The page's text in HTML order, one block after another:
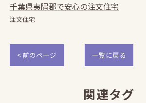
千葉県夷隅郡で安心の注文住宅
注文住宅
< 前のページ 一覧に戻る
関連タグ